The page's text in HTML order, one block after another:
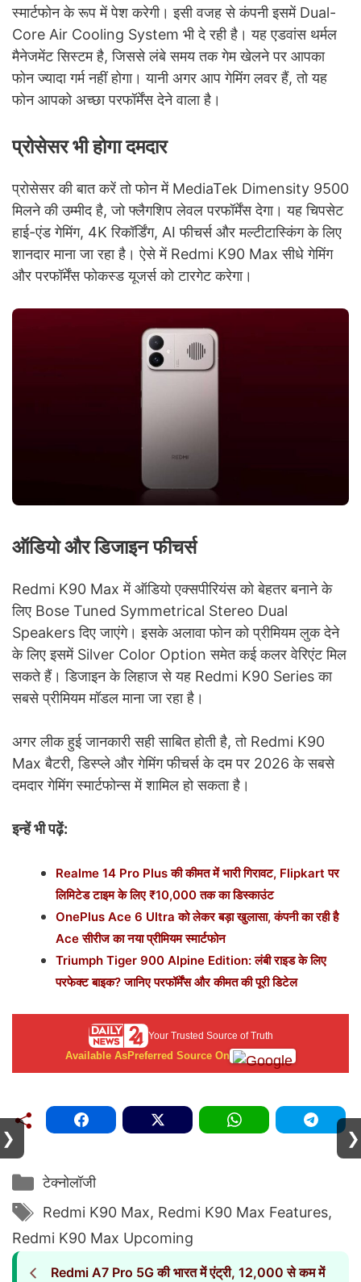
स्मार्टफोन के रूप में पेश करेगी। इसी वजह से कंपनी इसमें Dual-
Core Air Cooling System भी दे रही है। यह एडवांस थर्मल
मैनेजमेंट सिस्टम है, जिससे लंबे समय तक गेम खेलने पर आपका
फोन ज्यादा गर्म नहीं होगा। यानी अगर आप गेमिंग लवर हैं, तो यह
फोन आपको अच्छा परफॉर्मेंस देने वाला है।
प्रोसेसर भी होगा दमदार
प्रोसेसर की बात करें तो फोन में MediaTek Dimensity 9500
मिलने की उम्मीद है, जो फ्लैगशिप लेवल परफॉर्मेंस देगा। यह चिपसेट
हाई-एंड गेमिंग, 4K रिकॉर्डिंग, AI फीचर्स और मल्टीटास्किंग के लिए
शानदार माना जा रहा है। ऐसे में Redmi K90 Max सीधे गेमिंग
और परफॉर्मेंस फोकस्ड यूजर्स को टारगेट करेगा।
ऑडियो और डिजाइन फीचर्स
Redmi K90 Max में ऑडियो एक्सपीरियंस को बेहतर बनाने के
लिए Bose Tuned Symmetrical Stereo Dual
Speakers दिए जाएंगे। इसके अलावा फोन को प्रीमियम लुक देने
के लिए इसमें Silver Color Option समेत कई कलर वेरिएंट मिल
सकते हैं। डिजाइन के लिहाज से यह Redmi K90 Series का
सबसे प्रीमियम मॉडल माना जा रहा है।
अगर लीक हुई जानकारी सही साबित होती है, तो Redmi K90
Max बैटरी, डिस्प्ले और गेमिंग फीचर्स के दम पर 2026 के सबसे
दमदार गेमिंग स्मार्टफोन्स में शामिल हो सकता है।
इन्हें भी पढ़ें:
Realme 14 Pro Plus की कीमत में भारी गिरावट, Flipkart पर
लिमिटेड टाइम के लिए ₹10,000 तक का डिस्काउंट
OnePlus Ace 6 Ultra को लेकर बड़ा खुलासा, कंपनी का रही है
Ace सीरीज का नया प्रीमियम स्मार्टफोन
Triumph Tiger 900 Alpine Edition: लंबी राइड के लिए
परफेक्ट बाइक? जानिए परफॉर्मेंस और कीमत की पूरी डिटेल
Your Trusted Source of Truth
Available AsPreferred Source On
Categories
टेक्नोलॉजी
Tags
Redmi K90 Max, Redmi K90 Max Features,
Redmi K90 Max Upcoming
Redmi A7 Pro 5G की भारत में एंट्री, 12,000 से कम में
❯ ❯